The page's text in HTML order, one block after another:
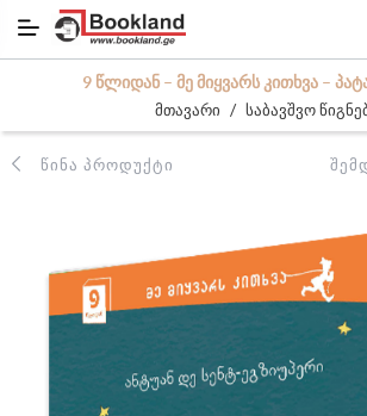
9 ᲬᲚᲘᲓᲐᲜ – ᲛᲔ ᲛᲘᲧᲕᲐᲠᲡ ᲙᲘᲗᲮᲕᲐ –
მთავარი / საბავშვო
ᲬᲘᲜᲐ ᲞᲠᲝᲓᲣᲥᲢᲘ